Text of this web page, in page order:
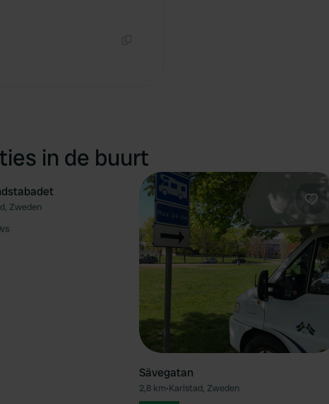
in de buurt
Zweden
Sävegatan
2,8 km•Karlstad, Zweden